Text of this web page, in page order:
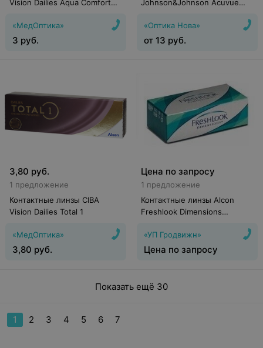
Vision Dailies Aqua Comfort
«МедОптика»
3 руб.
Johnson&Johnson Acuvue
линз)
«Оптика Нова»
от 13 руб.
3,80 руб.
1 предложение
Контактные линзы CIBA
Vision Dailies Total 1
«МедОптика»
3,80 руб.
Цена по запросу
1 предложение
Контактные линзы Alcon
Freshlook Dimensions
«УП Гродвижн»
Цена по запросу
Показать ещё 30
1 2 3 4 5 6 7